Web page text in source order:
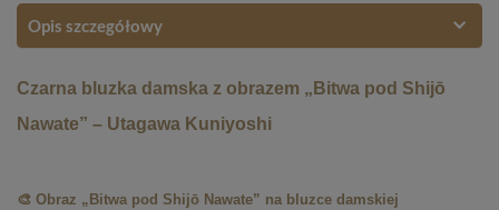
Opis szczegółowy
Czarna bluzka damska z obrazem „Bitwa pod Shijō
Nawate” – Utagawa Kuniyoshi
🎨 Obraz „Bitwa pod Shijō Nawate” na bluzce damskiej